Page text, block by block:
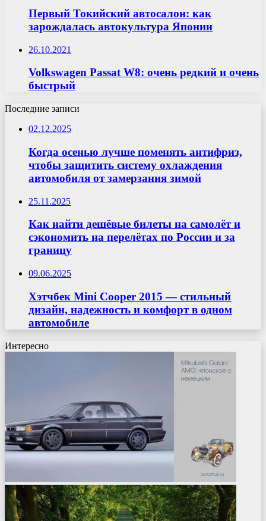
Первый Токийский автосалон: как
зарождалась автокультура Японии
26.10.2021
Volkswagen Passat W8: очень редкий и очень
быстрый
Последние записи
02.12.2025
Когда осенью лучше поменять антифриз,
чтобы защитить систему охлаждения
автомобиля от замерзания зимой
25.11.2025
Как найти дешёвые билеты на самолёт и
сэкономить на перелётах по России и за
границу
09.06.2025
Хэтчбек Mini Cooper 2015 — стильный
дизайн, надежность и комфорт в одном
автомобиле
Интересно